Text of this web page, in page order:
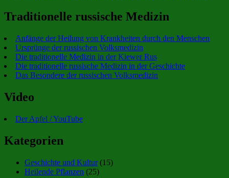
Traditionelle russische Medizin
Anfänge der Heilung von Krankheiten durch den Menschen
Ursprünge der russischen Volksmedizin
Die traditionelle Medizin in der Kiewer Rus
Die traditionelle russische Medizin in der Geschichte
Das Besondere der russischen Volksmedizin
Video
Der Apfel / YouTube
Kategorien
Geschichte und Kultur(15)
Heilende Pflanzen (25)